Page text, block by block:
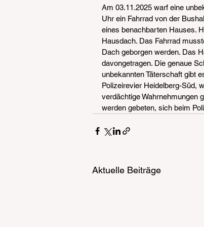
Am 03.11.2025 warf eine
Uhr ein Fahrrad von der
eines benachbarten Hauses.
Hausdach. Das Fahrrad
Dach geborgen werden. Das
davongetragen. Die genaue
unbekannten Täterschaft gibt
Polizeirevier Heidelberg-Süd,
verdächtige Wahrnehmungen
werden gebeten, sich beim
Aktuelle Beiträge